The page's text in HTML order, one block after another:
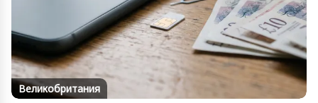
Великобритания